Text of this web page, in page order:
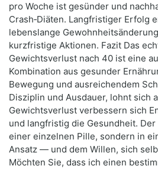
pro Woche ist gesünder und
Crash‑Diäten. Langfristiger Erfolg
lebenslange
kurzfristige Aktionen. Fazit Das
Gewichtsverlust nach 40 ist eine
Kombination aus gesunder
Bewegung und ausreichendem
Disziplin und Ausdauer, lohnt sich
Gewichtsverlust verbessern sich
und langfristig die Gesundheit.
einer einzelnen Pille, sondern in
Ansatz — und dem Willen, sich
Möchten Sie, dass ich einen